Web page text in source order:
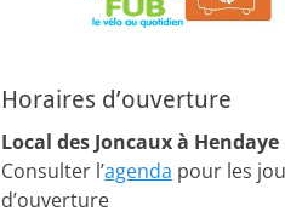
Horaires d’ouverture
Local des Joncaux à Hendaye
Consulter l’agenda pour les
d’ouverture